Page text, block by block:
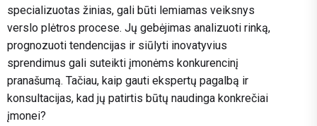
specializuotas žinias, gali būti lemiamas veiksnys
verslo plėtros procese. Jų gebėjimas analizuoti rinką,
prognozuoti tendencijas ir siūlyti inovatyvius
sprendimus gali suteikti įmonėms konkurencinį
pranašumą. Tačiau, kaip gauti ekspertų pagalbą ir
konsultacijas, kad jų patirtis būtų naudinga konkrečiai
įmonei?